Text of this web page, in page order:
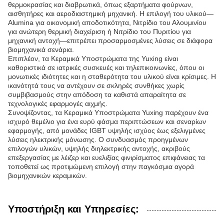
θερμοκρασίας και διαβρωτικά, όπως εξαρτήματα φούρνων,
αισθητήρες και αεροδιαστημική μηχανική. Η επιλογή του υλικού—
Alumina για οικονομική αποδοτικότητα, Νιτρίδιο του Αλουμινίου
για ανώτερη θερμική διαχείριση ή Νιτρίδιο του Πυριτίου για
μηχανική αντοχή—επιτρέπει προσαρμοσμένες λύσεις σε διάφορα
βιομηχανικά σενάρια.
Επιπλέον, τα Κεραμικά Υποστρώματα της Yuxing είναι
καθοριστικά σε ιατρικές συσκευές και τηλεπικοινωνίες, όπου οι
μονωτικές ιδιότητες και η σταθερότητα του υλικού είναι κρίσιμες. Η
ικανότητά τους να αντέχουν σε σκληρές συνθήκες χωρίς
συμβιβασμούς στην απόδοση τα καθιστά απαραίτητα σε
τεχνολογικές εφαρμογές αιχμής.
Συνοψίζοντας, τα Κεραμικά Υποστρώματα Yuxing παρέχουν ένα
ισχυρό θεμέλιο για ένα ευρύ φάσμα περιπτώσεων και σεναρίων
εφαρμογής, από μονάδες IGBT υψηλής ισχύος έως εξελιγμένες
λύσεις ηλεκτρικής μόνωσης. Ο συνδυασμός προηγμένων
επιλογών υλικών, υψηλής διηλεκτρικής αντοχής, ακριβούς
επεξεργασίας με λέιζερ και ευελιξίας φινιρίσματος επιφάνειας τα
τοποθετεί ως προτιμώμενη επιλογή στην παγκόσμια αγορά
βιομηχανικών κεραμικών.
Υποστήριξη και Υπηρεσίες: